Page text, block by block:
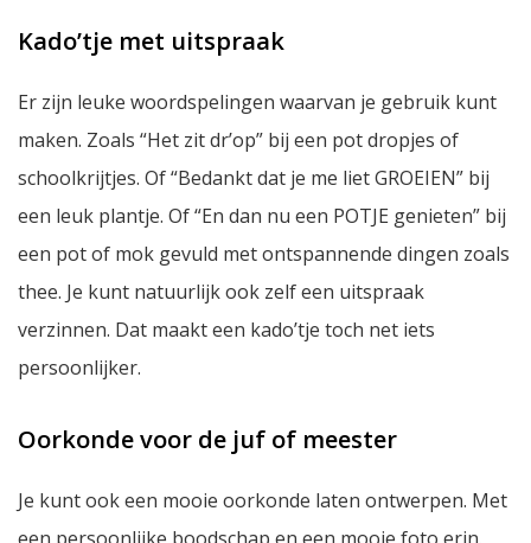
Kado’tje met uitspraak
Er zijn leuke woordspelingen waarvan je gebruik kunt
maken. Zoals “Het zit dr’op” bij een pot dropjes of
schoolkrijtjes. Of “Bedankt dat je me liet GROEIEN” bij
een leuk plantje. Of “En dan nu een POTJE genieten” bij
een pot of mok gevuld met ontspannende dingen zoals
thee. Je kunt natuurlijk ook zelf een uitspraak
verzinnen. Dat maakt een kado’tje toch net iets
persoonlijker.
Oorkonde voor de juf of meester
Je kunt ook een mooie oorkonde laten ontwerpen. Met